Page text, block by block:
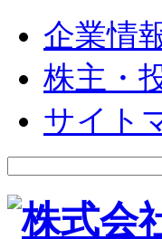
企業情
株主・
サイト